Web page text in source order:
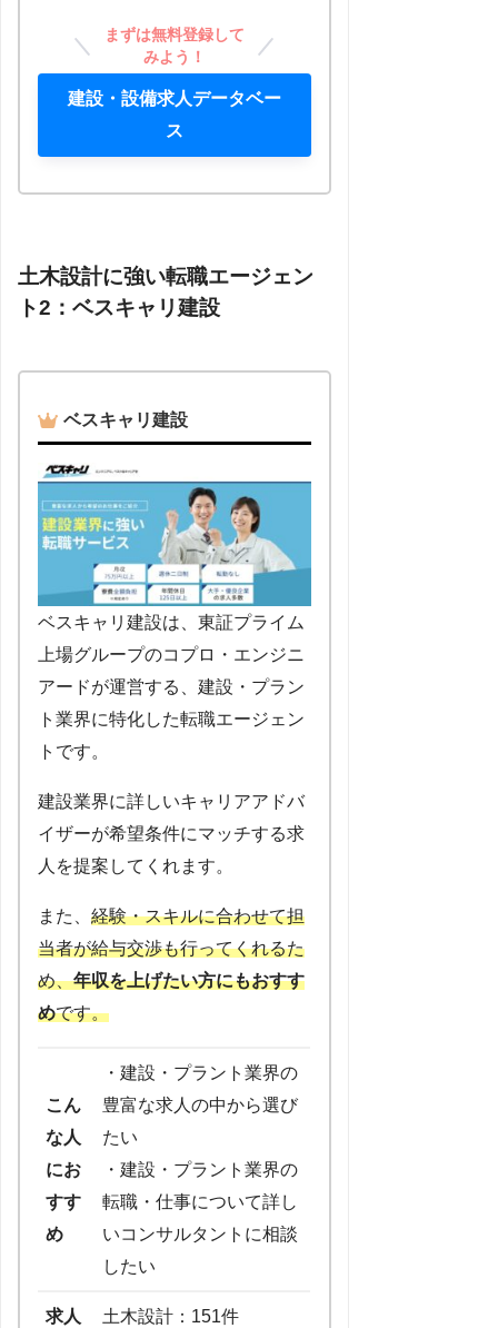
まずは無料登録して
みよう！
建設・設備求人データベー
ス
土木設計に強い転職エージェン
ト2：ベスキャリ建設
ベスキャリ建設
ベスキャリ建設は、東証プライム
上場グループのコプロ・エンジニ
アードが運営する、建設・プラン
ト業界に特化した転職エージェン
トです。
建設業界に詳しいキャリアアドバ
イザーが希望条件にマッチする求
人を提案してくれます。
また、 経験・スキルに合わせて担
当者が給与交渉も行ってくれるた
め、年収を上げたい方にもおすす
めです。
こん
な人
にお
すす
め
・建設・プラント業界の
豊富な求人の中から選び
たい
・建設・プラント業界の
転職・仕事について詳し
いコンサルタントに相談
したい
求人 土木設計：151件